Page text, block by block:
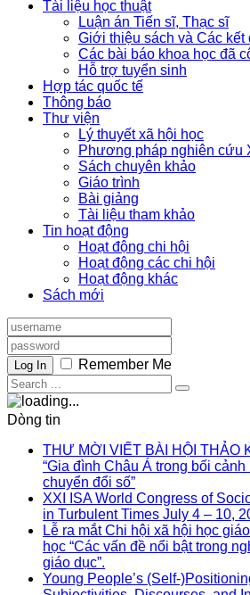
Tài liệu học thuật
Luận án Tiến sĩ, Thạc sĩ
Giới thiệu sách và Các kết
Các bài báo khoa học đã
Hỗ trợ tuyển sinh
Hợp tác quốc tế
Thông báo
Thư viện
Lý thuyết xã hội học
Phương pháp nghiên cứu
Sách chuyên khảo
Giáo trình
Bài giảng
Tài liệu tham khảo
Tin hoạt động
Hoạt động chi hội
Hoạt động các chi hội
Hoạt động khác
Sách mới
Log In Remember Me
Dòng tin
THƯ MỜI VIẾT BÀI HỘI THẢO
“Gia đình Châu Á trong bối
chuyển đổi số”
XXI ISA World Congress of
in Turbulent Times July 4 – 10,
Lễ ra mắt Chi hội xã hội học
học “Các vấn đề nổi bật trong
giáo dục”.
Young People’s (Self-